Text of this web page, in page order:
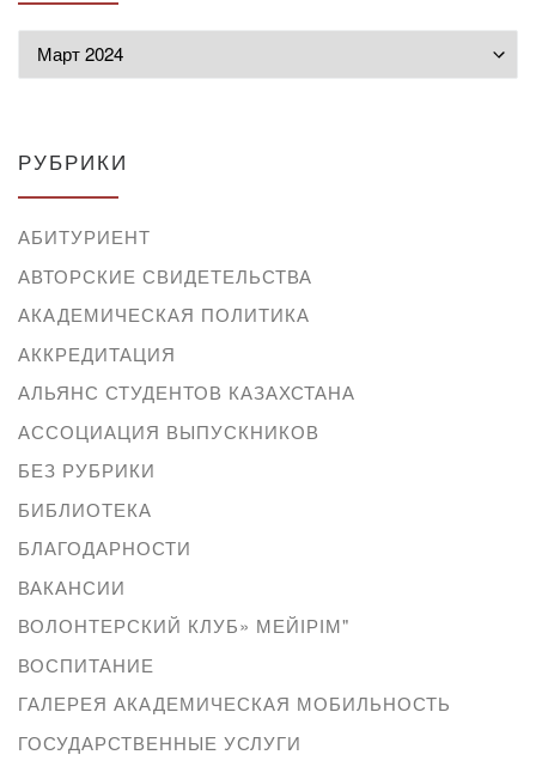
РУБРИКИ
АБИТУРИЕНТ
АВТОРСКИЕ СВИДЕТЕЛЬСТВА
АКАДЕМИЧЕСКАЯ ПОЛИТИКА
АККРЕДИТАЦИЯ
АЛЬЯНС СТУДЕНТОВ КАЗАХСТАНА
АССОЦИАЦИЯ ВЫПУСКНИКОВ
БЕЗ РУБРИКИ
БИБЛИОТЕКА
БЛАГОДАРНОСТИ
ВАКАНСИИ
ВОЛОНТЕРСКИЙ КЛУБ» МЕЙІРІМ"
ВОСПИТАНИЕ
ГАЛЕРЕЯ АКАДЕМИЧЕСКАЯ МОБИЛЬНОСТЬ
ГОСУДАРСТВЕННЫЕ УСЛУГИ